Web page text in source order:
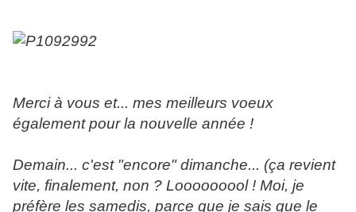
Merci à vous et... mes meilleurs voeux
également pour la nouvelle année !
Demain... c'est "encore" dimanche... (ça revient
vite, finalement, non ? Looooooool ! Moi, je
préfère les samedis, parce que je sais que le